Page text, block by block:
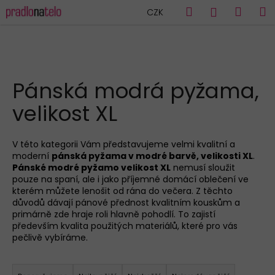
na
CZK Hledat
Pánská modrá pyžama,
velikost XL
V této kategorii Vám představujeme velmi kvalitní a
moderní pánská pyžama v modré barvě, velikosti XL.
Pánské modré pyžamo velikost XL nemusí sloužit
pouze na spaní, ale i jako příjemné domácí oblečení ve
kterém můžete lenošit od rána do večera. Z těchto
důvodů dávají pánové přednost kvalitním kouskům a
primárně zde hraje roli hlavně pohodlí. To zajistí
především kvalita použitých materiálů, které pro vás
pečlivě vybíráme.
K
o
o
p
o
ř
e
b
u
j
e
t